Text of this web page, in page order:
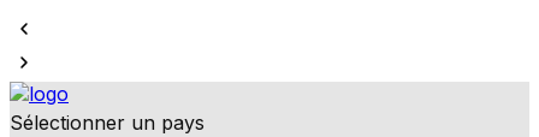
Sélectionner un pays